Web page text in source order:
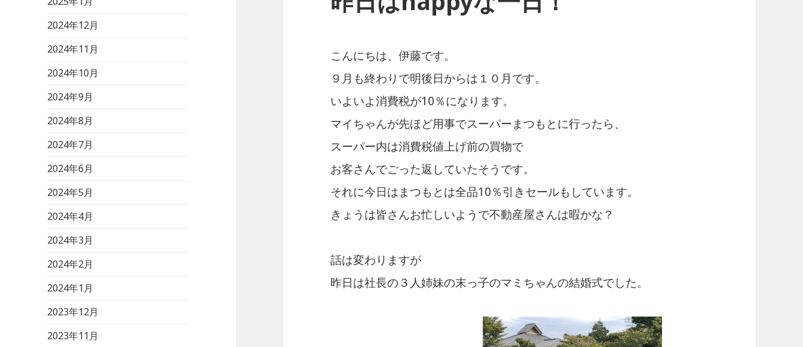
2024年12月
2024年11月
2024年10月
2024年9月
2024年8月
2024年7月
2024年6月
2024年5月
2024年4月
2024年3月
2024年2月
2024年1月
2023年12月
2023年11月
こんにちは、伊藤です。
９月も終わりで明後日からは１０月です。
いよいよ消費税が10％になります。
マイちゃんが先ほど用事でスーパーまつもとに行ったら、
スーパー内は消費税値上げ前の買物で
お客さんでごった返していたそうです。
それに今日はまつもとは全品10％引きセールもしています。
きょうは皆さんお忙しいようで不動産屋さんは暇かな？
話は変わりますが
昨日は社長の３人姉妹の末っ子のマミちゃんの結婚式でした。